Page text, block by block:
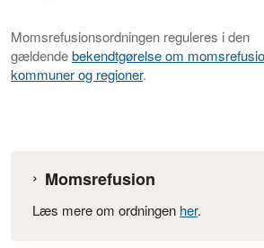
Momsrefusionsordningen reguleres i den
gældendebekendtgørelse om
kommuner og regioner.
Momsrefusion
Læs mere om ordningen her.